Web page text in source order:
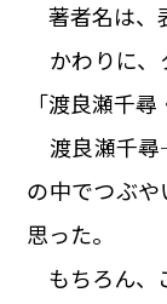
著者名は、
かわりに、
「渡良瀬千
渡良瀬千
の中でつぶ
思った。
もちろん、